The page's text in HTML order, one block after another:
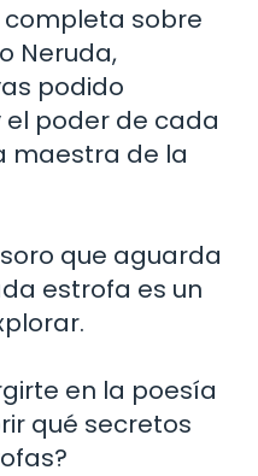
completa sobre
Neruda,
podido
poder de cada
maestra de la
que aguarda
estrofa es un
en la poesía
qué secretos